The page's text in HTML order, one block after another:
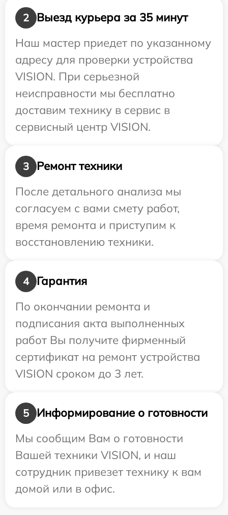
2
Выезд курьера за 35 минут
Наш мастер приедет по указанному
адресу для проверки устройства
VISION. При серьезной
неисправности мы бесплатно
доставим технику в сервис в
сервисный центр VISION.
3
Ремонт техники
После детального анализа мы
согласуем с вами смету работ,
время ремонта и приступим к
восстановлению техники.
4
Гарантия
По окончании ремонта и
подписания акта выполненных
работ Вы получите фирменный
сертификат на ремонт устройства
VISION сроком до 3 лет.
5
Информирование о готовности
Мы сообщим Вам о готовности
Вашей техники VISION, и наш
сотрудник привезет технику к вам
домой или в офис.